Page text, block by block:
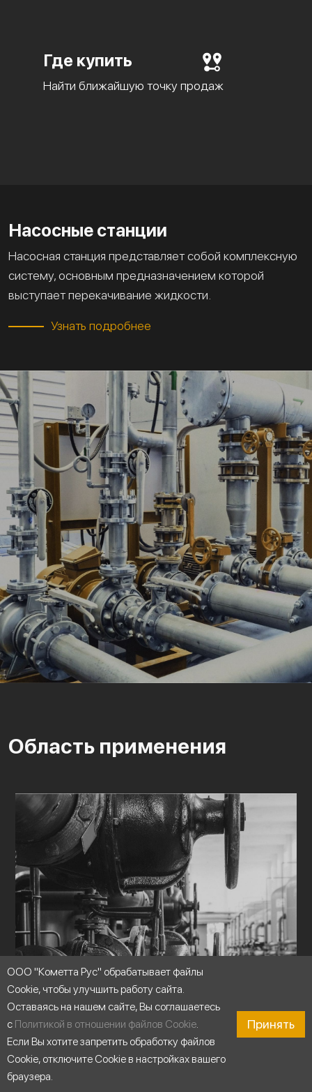
Где купить
Найти ближайшую точку продаж
Насосные станции
Насосная станция представляет собой комплексную
систему, основным предназначением которой
выступает перекачивание жидкости.
Узнать подробнее
Область применения
ООО "Кометта Рус" обрабатывает файлы
Cookie, чтобы улучшить работу сайта.
Оставаясь на нашем сайте, Вы соглашаетесь
с Политикой в отношении файлов Cookie.
Если Вы хотите запретить обработку файлов
Cookie, отключите Cookie в настройках вашего
браузера.
Принять